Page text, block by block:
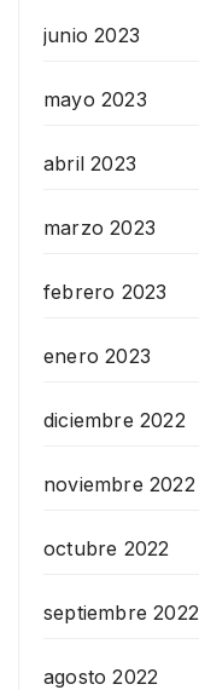
junio 2023
mayo 2023
abril 2023
marzo 2023
febrero 2023
enero 2023
diciembre 2022
noviembre 2022
octubre 2022
septiembre 2022
agosto 2022